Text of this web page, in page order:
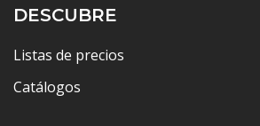
DESCUBRE
Listas de precios
Catálogos